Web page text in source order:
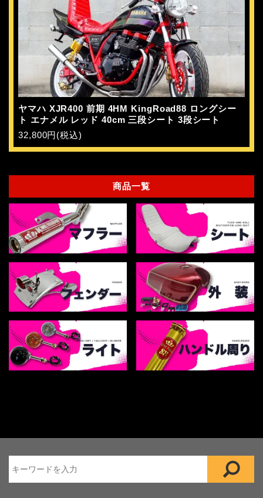
ヤマハ XJR400 前期 4HM KingRoad88 ロングシー
ト エナメル レッド 40cm 三段シート 3段シート
32,800円(税込)
商品一覧